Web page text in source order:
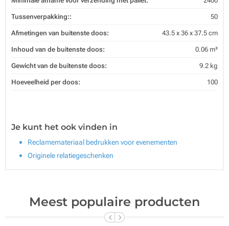
Tussenverpakking:: 50
Afmetingen van buitenste doos: 43.5 x 36 x 37.5 cm
Inhoud van de buitenste doos: 0.06 m³
Gewicht van de buitenste doos: 9.2 kg
Hoeveelheid per doos: 100
Je kunt het ook vinden in
Reclamemateriaal bedrukken voor evenementen
Originele relatiegeschenken
Meest populaire producten